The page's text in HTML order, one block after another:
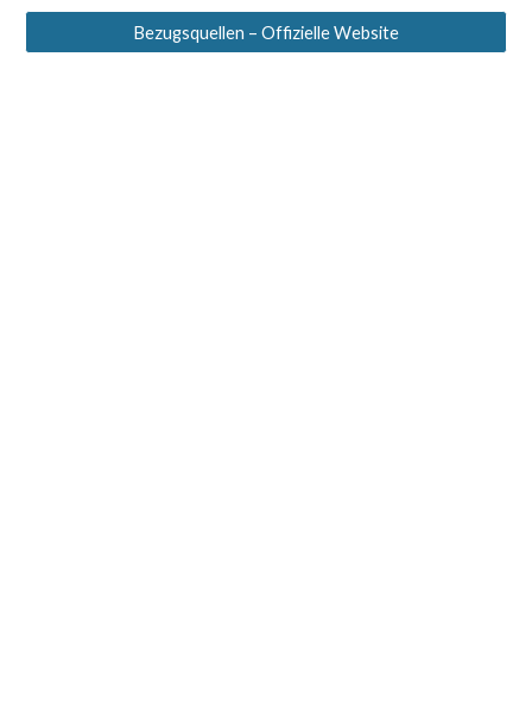
Bezugsquellen – Offizielle Website